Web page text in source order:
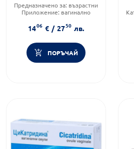
Предназначено за: възрастни
Приложение: вагинално
1406 € / 2750 лв.
ПОРЪЧАЙ